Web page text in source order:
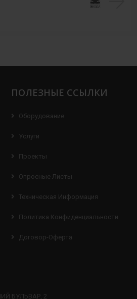
ПОЛЕЗНЫЕ ССЫЛКИ
Оборудование
Услуги
Проекты
Опросные Листы
Техническая Информация
Политика Конфиденциальности
Договор-Оферта
БУЛЬВАР, 2